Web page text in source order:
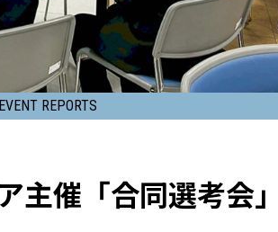
ビスを通し
会社プロト
とは
はたらく人の笑顔がお客さまの笑顔
に！「五感で感じる沖縄」が詰め込
まれた沖縄プリンスホテルではたら
く魅力とは
沖縄プリンスホテル オーシャンビュー
ぎのわん
EVENT REPORTS
催「合同選考会」